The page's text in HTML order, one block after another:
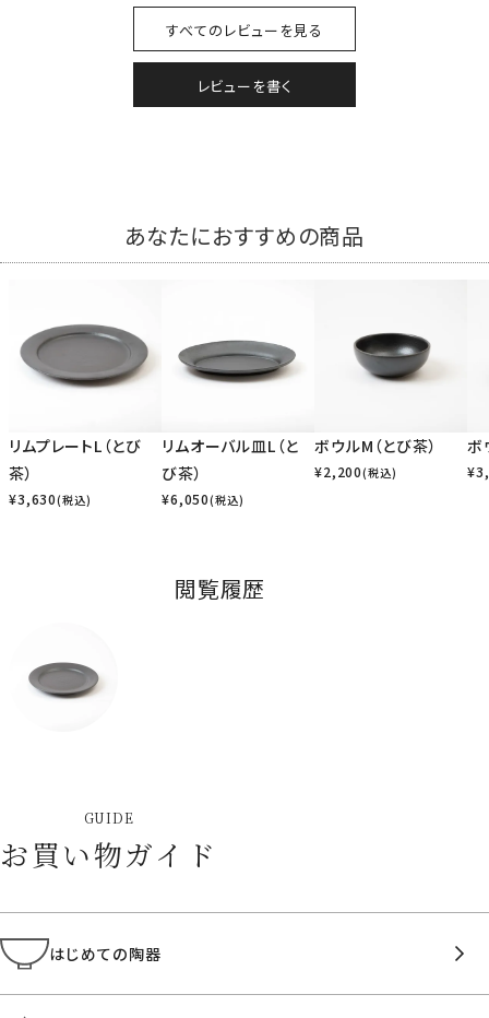
すべてのレビューを見る
レビューを書く
あなたにおすすめの商品
リムプレートL（とび
茶）
¥3,630(税込)
リムオーバル皿L（と
び茶）
¥6,050(税込)
ボウルM（とび茶）
¥2,200(税込)
ボ
¥
閲覧履歴
GUIDE
お買い物ガイド
はじめての陶器